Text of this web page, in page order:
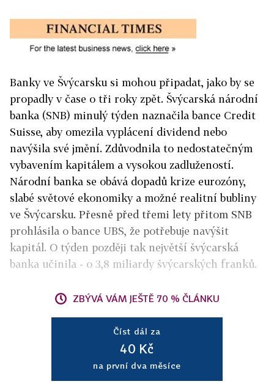
Banky ve Švýcarsku si mohou připadat, jako by se
propadly v čase o tři roky zpět. Švýcarská národní
banka (SNB) minulý týden naznačila bance Credit
Suisse, aby omezila vyplácení dividend nebo
navýšila své jmění. Zdůvodnila to nedostatečným
vybavením kapitálem a vysokou zadlužeností.
Národní banka se obává dopadů krize eurozóny,
slabé světové ekonomiky a možné realitní bubliny
ve Švýcarsku. Přesně před třemi lety přitom SNB
prohlásila o bance UBS, že potřebuje navýšit
kapitál. O týden později tak největší švýcarská
banka učinila - o 3,8 miliardy švýcarských franků.
ZBÝVÁ VÁM JEŠTĚ 70 % ČLÁNKU
Číst dál za
40 Kč
na první dva měsíce